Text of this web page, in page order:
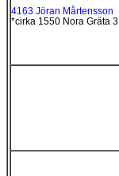
4163 Jöran Mårtensson
*cirka 1550 Nora Gräta 3